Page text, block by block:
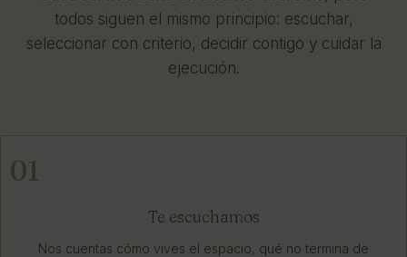
todos siguen el mismo principio: escuchar,
seleccionar con criterio, decidir contigo y cuidar la
ejecución.
01
Te escuchamos
Nos cuentas cómo vives el espacio, qué no termina de